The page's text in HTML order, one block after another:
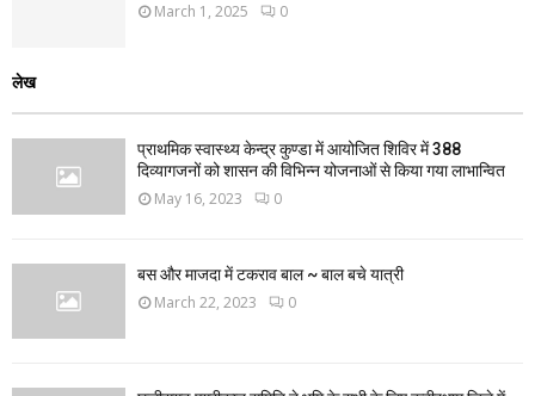
March 1, 2025 0
लेख
प्राथमिक स्वास्थ्य केन्द्र कुण्डा में आयोजित शिविर में 388
दिव्यागजनों को शासन की विभिन्न योजनाओं से किया गया लाभान्वित
May 16, 2023 0
बस और माजदा में टकराव बाल ~ बाल बचे यात्री
March 22, 2023 0